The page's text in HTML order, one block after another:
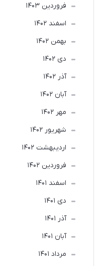
فروردین 1403
اسفند 1402
بهمن 1402
دی 1402
آذر 1402
آبان 1402
مهر 1402
شهریور 1402
ارديبهشت 1402
فروردین 1402
اسفند 1401
دی 1401
آذر 1401
آبان 1401
مرداد 1401